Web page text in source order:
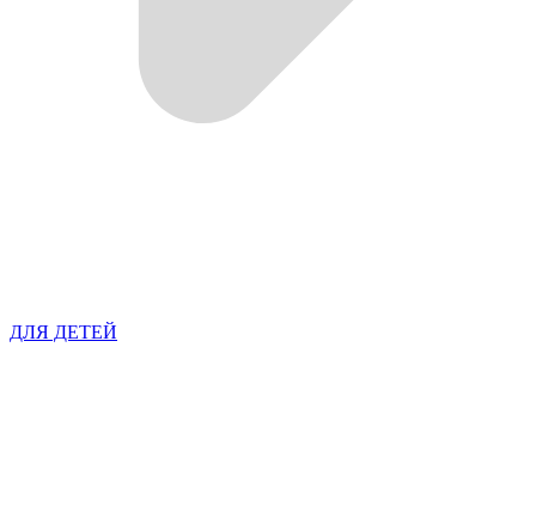
ДЛЯ ДЕТЕЙ